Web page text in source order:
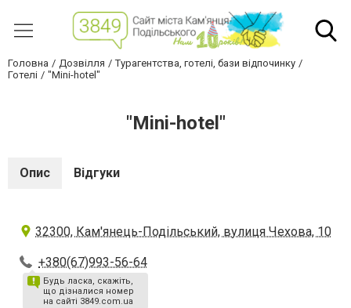
Головна Дозвілля
Турагентства, готелі, бази відпочинку
Готелі
"Mini-hotel"
"Mini-hotel"
Опис Відгуки
32300, Кам'янець-Подільський, вулиця Чехова, 10
+380(67)993-56-64
Будь ласка, скажіть,
що дізналися номер
на сайті 3849.com.ua